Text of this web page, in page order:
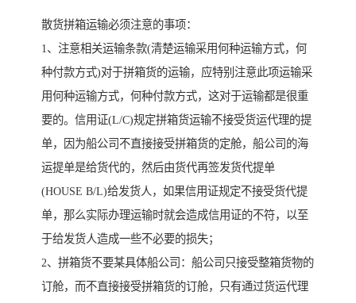
散货拼箱运输必须注意的事项：
1、注意相关运输条款(清楚运输采用何种运输方式，何
种付款方式)对于拼箱货的运输，应特别注意此项运输采
用何种运输方式，何种付款方式，这对于运输都是很重
要的。信用证(L/C)规定拼箱货运输不接受货运代理的提
单，因为船公司不直接接受拼箱货的定舱，船公司的海
运提单是给货代的，然后由货代再签发货代提单
(HOUSE B/L)给发货人，如果信用证规定不接受货代提
单，那么实际办理运输时就会造成信用证的不符，以至
于给发货人造成一些不必要的损失；
2、拼箱货不要某具体船公司：船公司只接受整箱货物的
订舱，而不直接接受拼箱货的订舱，只有通过货运代理